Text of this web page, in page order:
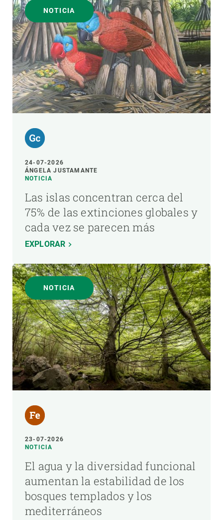
NOTICIA
24-07-2026
ÁNGELA JUSTAMANTE
NOTICIA
Las islas concentran cerca del
75% de las extinciones globales y
cada vez se parecen más
EXPLORAR
NOTICIA
23-07-2026
NOTICIA
El agua y la diversidad funcional
aumentan la estabilidad de los
bosques templados y los
mediterráneos